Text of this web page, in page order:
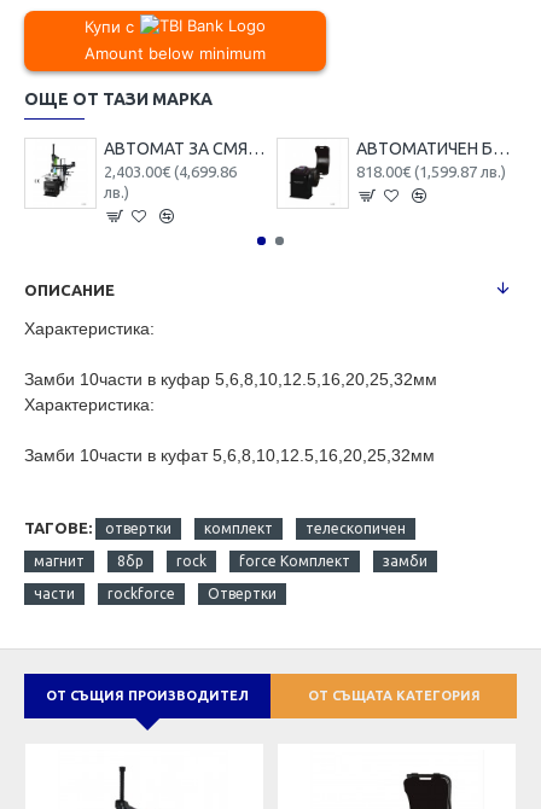
Купи с
Amount below minimum
ОЩЕ ОТ ТАЗИ МАРКА
АВТОМАТ ЗА СМЯНА НА ГУМИ ЗА ДЖАНТИ С РАМО RockForce , U226
2,403.00€ (4,699.86
лв.)
АВТОМАТИЧЕН БАЛАНСЬОР НА ГУМИ ROCKFORCE RF-U-500
818.00€ (1,599.87 лв.)
ОПИСАНИЕ
Характеристика:
Замби 10части в куфар 5,6,8,10,12.5,16,20,25,32мм
Характеристика:
Замби 10части в куфат 5,6,8,10,12.5,16,20,25,32мм
ТАГОВЕ: отвертки комплект телескопичен
магнит 8бр rock force Комплект замби
части rockforce Отвертки
ОТ СЪЩИЯ ПРОИЗВОДИТЕЛ ОТ СЪЩАТА КАТЕГОРИЯ